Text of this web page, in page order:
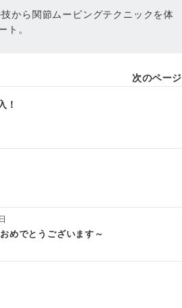
から関節ムービングテクニックを体
ト。
次のページ
！
めでとうございます～